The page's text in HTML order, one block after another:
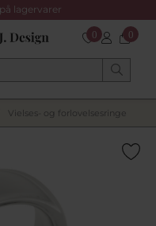
lagervarer
0 0
Vielses- og forlovelsesringe